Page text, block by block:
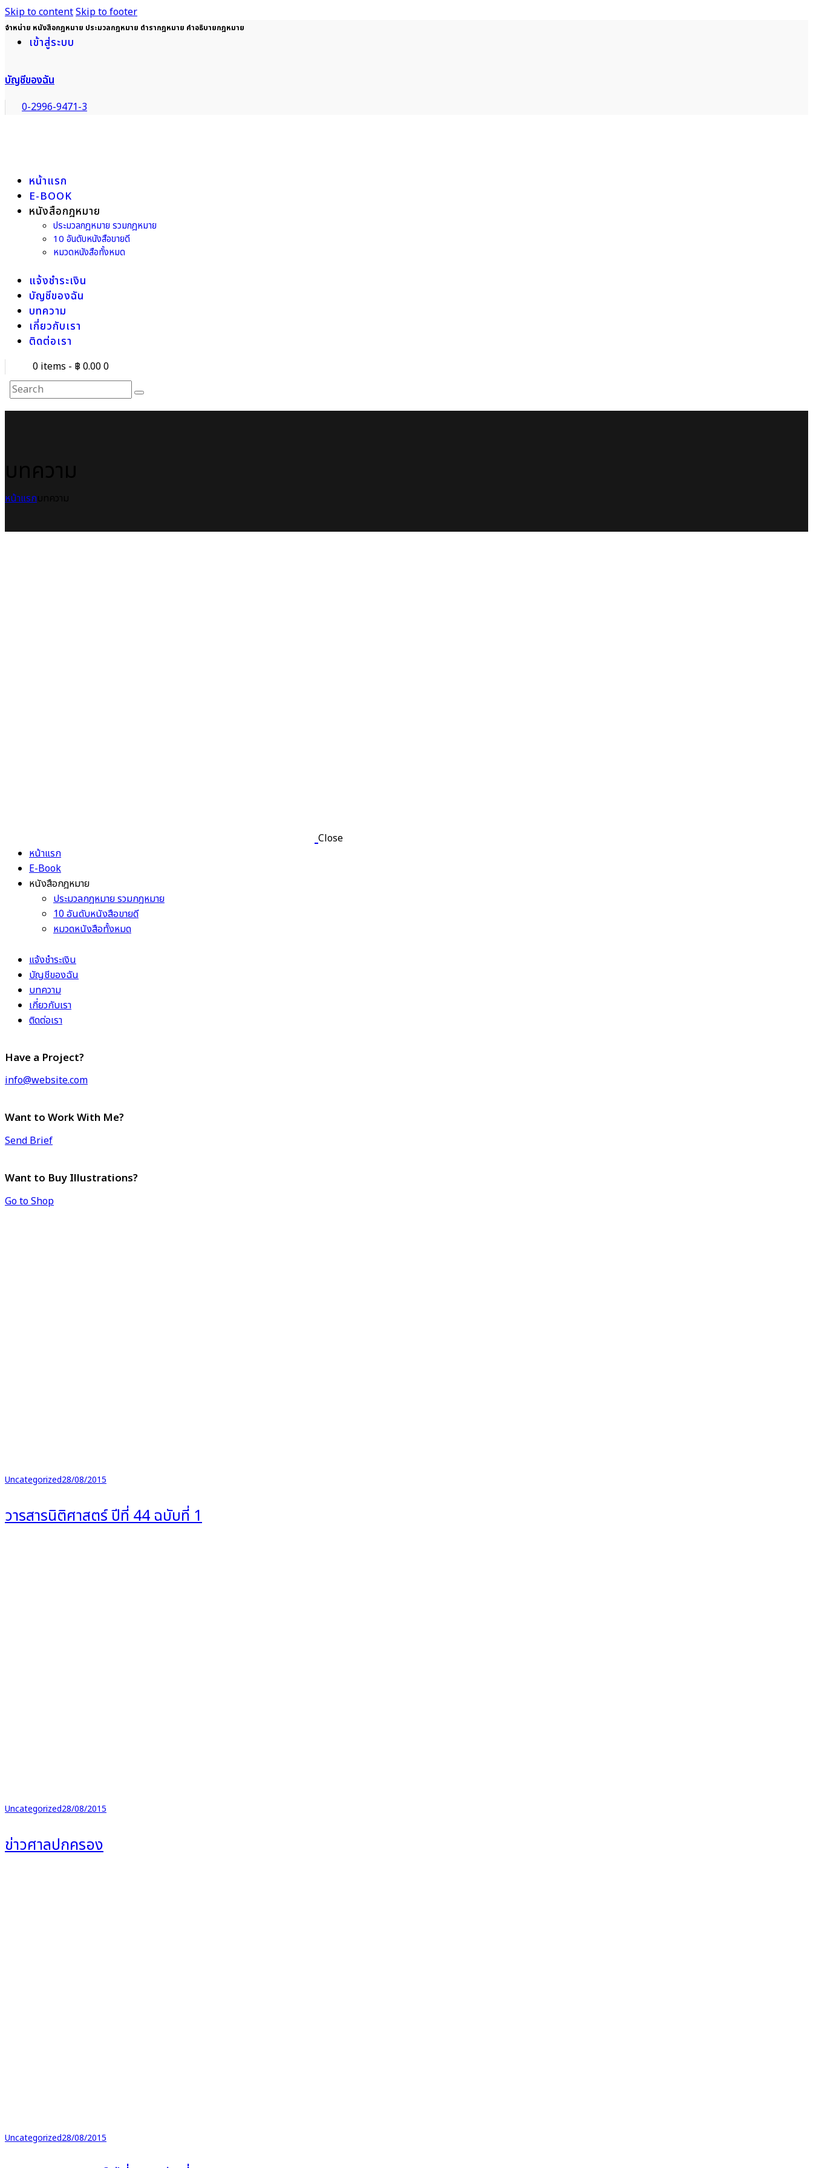
Skip to contentSkip to footer
จำหน่าย หนังสือกฎหมาย ประมวลกฎหมาย ตำรากฎหมาย คำอธิบายกฎหมาย
เข้าสู่ระบบ
บัญชีของฉัน
0-2996-9471-3
หน้าแรก
E-BOOK
หนังสือกฎหมาย
ประมวลกฎหมาย รวมกฎหมาย
10 อันดับหนังสือขายดี
หมวดหนังสือทั้งหมด
แจ้งชำระเงิน
บัญชีของฉัน
บทความ
เกี่ยวกับเรา
ติดต่อเรา
0 items - ฿ 0.000
หน้าแรก
Close
หน้าแรก
E-Book
หนังสือกฎหมาย
ประมวลกฎหมาย รวมกฎหมาย
10 อันดับหนังสือขายดี
หมวดหนังสือทั้งหมด
แจ้งชำระเงิน
บัญชีของฉัน
บทความ
เกี่ยวกับเรา
ติดต่อเรา
Have a Project?
info@website.com
Want to Work With Me?
Send Brief
Want to Buy Illustrations?
Go to Shop
Uncategorized28/08/2015
วารสารนิติศาสตร์ ปีที่ 44 ฉบับที่ 1
Uncategorized28/08/2015
ข่าวศาลปกครอง
Uncategorized28/08/2015